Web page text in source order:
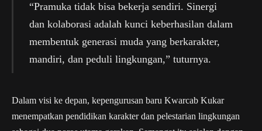
“Pramuka tidak bisa bekerja sendiri. Sinergi
dan kolaborasi adalah kunci keberhasilan dalam
membentuk generasi muda yang berkarakter,
mandiri, dan peduli lingkungan,” tuturnya.
Dalam visi ke depan, kepengurusan baru Kwarcab Kukar
menempatkan pendidikan karakter dan pelestarian lingkungan